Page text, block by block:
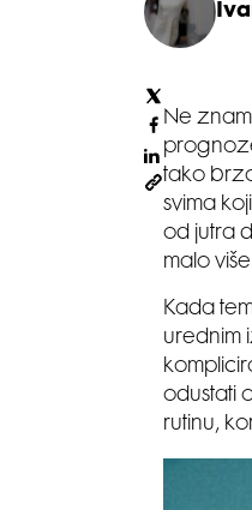
Ne
tako
svima
od jutra
malo
Kada
urednim
odustati
rutinu,